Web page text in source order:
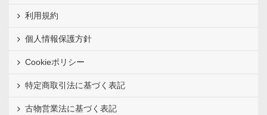
利用規約
個人情報保護方針
Cookieポリシー
特定商取引法に基づく表記
古物営業法に基づく表記